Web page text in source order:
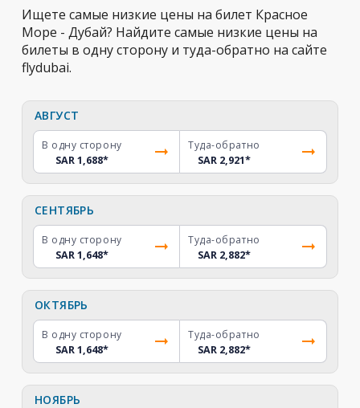
Ищете самые низкие цены на билет Красное
Море - Дубай? Найдите самые низкие цены на
билеты в одну сторону и туда-обратно на сайте
flydubai.
АВГУСТ
В одну сторону
SAR 1,688*
Туда-обратно
SAR 2,921*
СЕНТЯБРЬ
В одну сторону
SAR 1,648*
Туда-обратно
SAR 2,882*
ОКТЯБРЬ
В одну сторону
SAR 1,648*
Туда-обратно
SAR 2,882*
НОЯБРЬ